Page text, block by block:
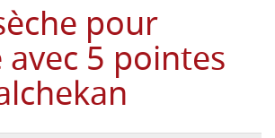
pour
5 pointes